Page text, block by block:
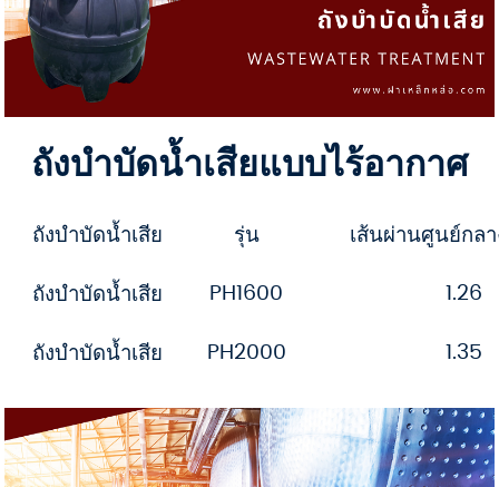
ถังบำบัดน้ำเสียแบบไร้อากาศ
ถังบำบัดน้ำเสีย รุ่น เส้นผ่านศูนย์กล
ถังบำบัดน้ำเสีย PH1600 1.26
ถังบำบัดน้ำเสีย PH2000 1.35